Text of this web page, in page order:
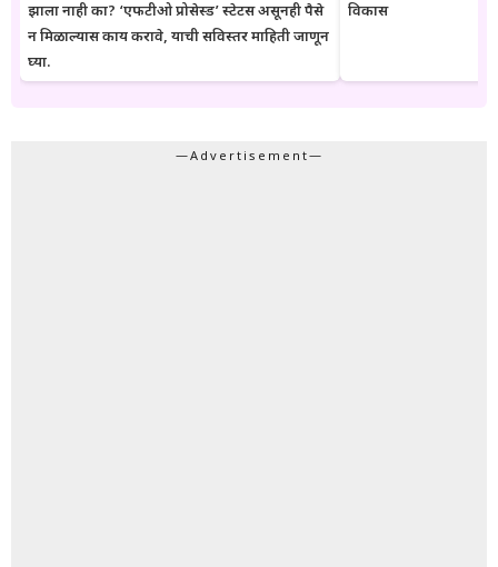
झाला नाही का? ‘एफटीओ प्रोसेस्ड’ स्टेटस असूनही पैसे
न मिळाल्यास काय करावे, याची सविस्तर माहिती जाणून
घ्या.
विकास
—Advertisement—